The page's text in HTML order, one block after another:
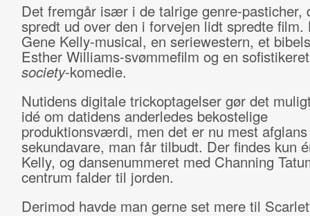
Det fremgår især i de talrige genre-pasticher,
spredt ud over den i forvejen lidt spredte film.
Gene Kelly-musical, en seriewestern, et
Esther Williams-svømmefilm og en
society-komedie.
Nutidens digitale trickoptagelser gør det
idé om datidens anderledes bekostelige
produktionsværdi, men det er nu mest
sekundavare, man får tilbudt. Der findes kun
Kelly, og dansenummeret med Channing
centrum falder til jorden.
Derimod havde man gerne set mere til